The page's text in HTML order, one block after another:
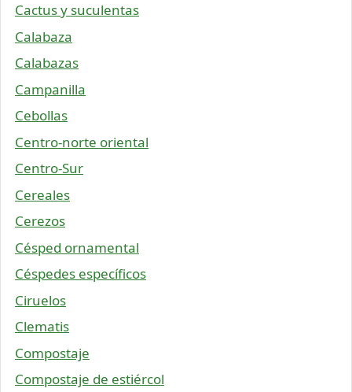
Cactus y suculentas
Calabaza
Calabazas
Campanilla
Cebollas
Centro-norte oriental
Centro-Sur
Cereales
Cerezos
Césped ornamental
Céspedes específicos
Ciruelos
Clematis
Compostaje
Compostaje de estiércol